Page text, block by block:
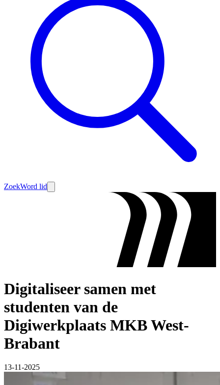
ZoekWord lid
Digitaliseer samen met
studenten van de
Digiwerkplaats MKB West-
Brabant
13-11-2025